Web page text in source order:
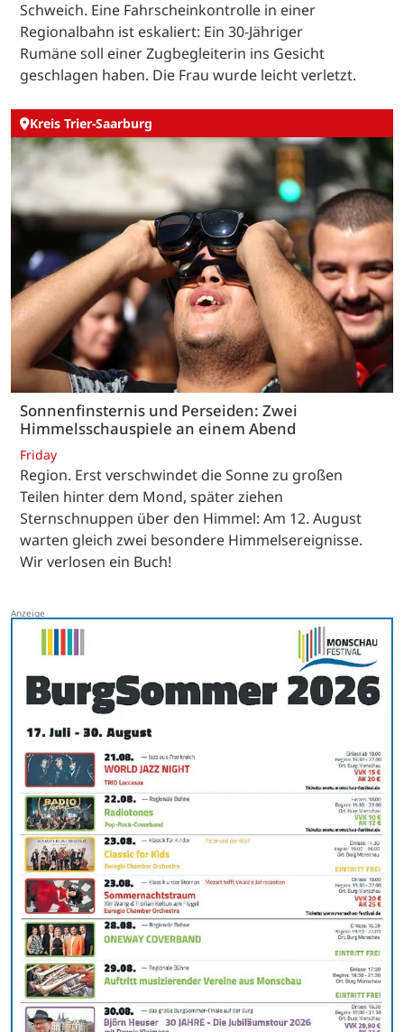
Schweich. Eine Fahrscheinkontrolle in einer
Regionalbahn ist eskaliert: Ein 30-Jähriger
Rumäne soll einer Zugbegleiterin ins Gesicht
geschlagen haben. Die Frau wurde leicht verletzt.
Kreis Trier-Saarburg
Sonnenfinsternis und Perseiden: Zwei
Himmelsschauspiele an einem Abend
Friday
Region. Erst verschwindet die Sonne zu großen
Teilen hinter dem Mond, später ziehen
Sternschnuppen über den Himmel: Am 12. August
warten gleich zwei besondere Himmelsereignisse.
Wir verlosen ein Buch!